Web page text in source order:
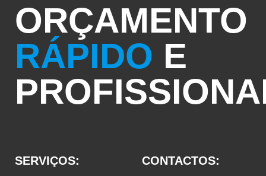
ORÇAMENTO
RÁPIDO E
SERVIÇOS: CONTACTOS: